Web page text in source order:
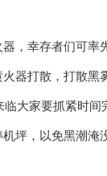
幸存者们可率先
打散，打散黑雾
家要抓紧时间
，以免黑潮淹没